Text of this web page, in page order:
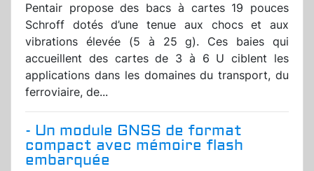
Pentair propose des bacs à cartes 19 pouces
Schroff dotés d’une tenue aux chocs et aux
vibrations élevée (5 à 25 g). Ces baies qui
accueillent des cartes de 3 à 6 U ciblent les
applications dans les domaines du transport, du
ferroviaire, de...
- Un module GNSS de format
compact avec mémoire flash
embarquée